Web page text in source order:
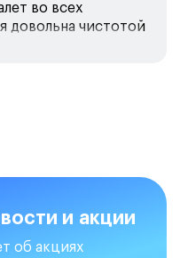
во всех
довольна чистотой
и акции
об акциях